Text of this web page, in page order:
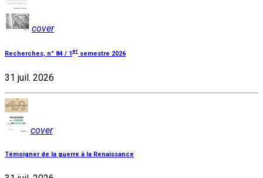
cover
Recherches, n° 84 / 1 er semestre 2026
31 juil. 2026
cover
Témoigner de la guerre à la Renaissance